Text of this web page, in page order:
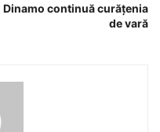
Dinamo continuă curățenia
de vară